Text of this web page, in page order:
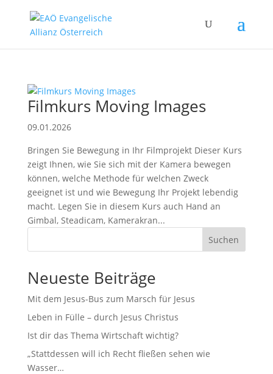
Filmkurs Moving Images
09.01.2026
Bringen Sie Bewegung in Ihr Filmprojekt Dieser Kurs
zeigt Ihnen, wie Sie sich mit der Kamera bewegen
können, welche Methode für welchen Zweck
geeignet ist und wie Bewegung Ihr Projekt lebendig
macht. Legen Sie in diesem Kurs auch Hand an
Gimbal, Steadicam, Kamerakran...
Suchen
Neueste Beiträge
Mit dem Jesus-Bus zum Marsch für Jesus
Leben in Fülle – durch Jesus Christus
Ist dir das Thema Wirtschaft wichtig?
„Stattdessen will ich Recht fließen sehen wie
Wasser…